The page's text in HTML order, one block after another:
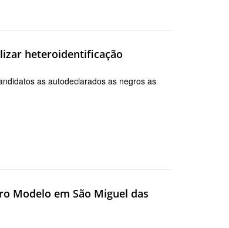
heteroidentificação
as autodeclarados as negros as
Modelo em São Miguel das